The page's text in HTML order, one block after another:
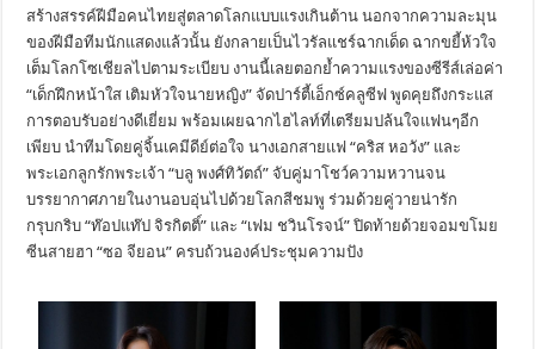
สร้างสรรค์ฝีมือคนไทยสู่ตลาดโลกแบบแรงเกินต้าน นอกจากความละมุน
ของฝีมือทีมนักแสดงแล้วนั้น ยังกลายเป็นไวรัลแชร์ฉากเด็ด ฉากขยี้ห้วใจ
เต็มโลกโซเชียลไปตามระเบียบ งานนี้เลยตอกย้ำความแรงของซีรีส์เล่อค่า
“เด็กฝึกหน้าใส เติมหัวใจนายหญิง” จัดปาร์ตี้เอ็กซ์คลูซีฟ พูดคุยถึงกระแส
การตอบรับอย่างดีเยี่ยม พร้อมเผยฉากไฮไลท์ที่เตรียมปล้นใจแฟนๆอีก
เพียบ นำทีมโดยคู่จิ้นเคมีดีย์ต่อใจ นางเอกสายแฟ “คริส หอวัง” และ
พระเอกลูกรักพระเจ้า “บลู พงศ์ทิวัตถ์” จับคู่มาโชว์ความหวานจน
บรรยากาศภายในงานอบอุ่นไปด้วยโลกสีชมพู ร่วมด้วยคู่วายน่ารัก
กรุบกริบ “ท๊อปแท๊ป จิรกิตติ์” และ “เฟม ชวินโรจน์” ปิดท้ายด้วยจอมขโมย
ซีนสายฮา “ซอ จียอน” ครบถ้วนองค์ประชุมความปัง